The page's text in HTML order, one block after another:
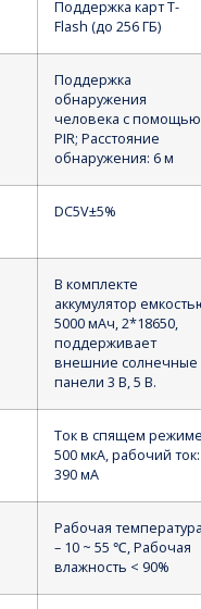
Поддержка карт T-
Flash (до 256 ГБ)
Поддержка
обнаружения
человека с помощью
PIR; Расстояние
обнаружения: 6 м
DC5V±5%
В комплекте
аккумулятор
5000 мАч, 2*18650,
поддерживает
внешние солнечные
панели 3 В, 5 В.
Ток в спящем
500 мкА, рабочий ток:
390 мА
Рабочая
– 10 ~ 55 ℃, Рабочая
влажность < 90%